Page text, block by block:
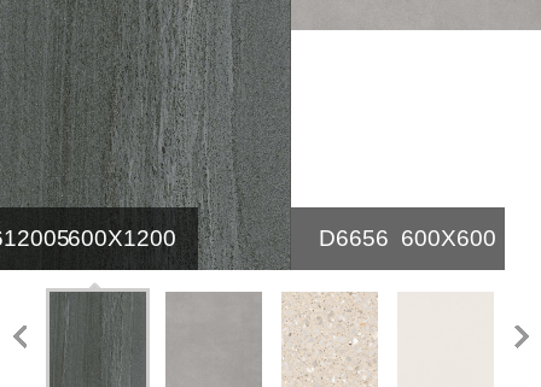
600X1200 D6656 600X600